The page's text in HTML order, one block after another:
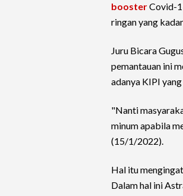
boosterCovid-
ringan yang
Juru Bicara
pemantauan ini
adanya KIPI
"Nanti
minum apabila
(15/1/2022).
Hal itu
Dalam hal ini